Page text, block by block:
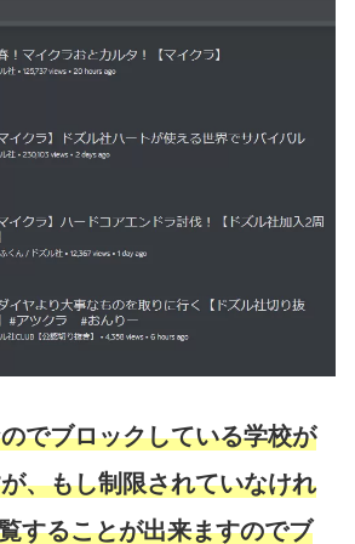
でブロックしている学校が
、もし制限されていなけれ
することが出来ますのでブ